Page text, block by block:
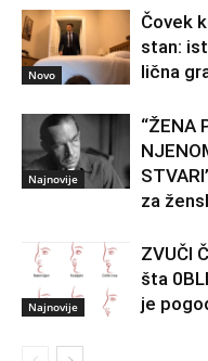
Novo
Čovek
stan:
lična
Najnovije
“ŽENA
za
Najnovije
ZVUČI
šta
je